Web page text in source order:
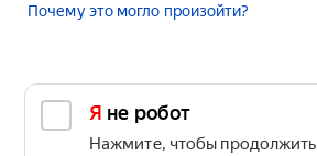
Почему это могло произойти?
Я не робот
Нажмите, чтобы продолжить